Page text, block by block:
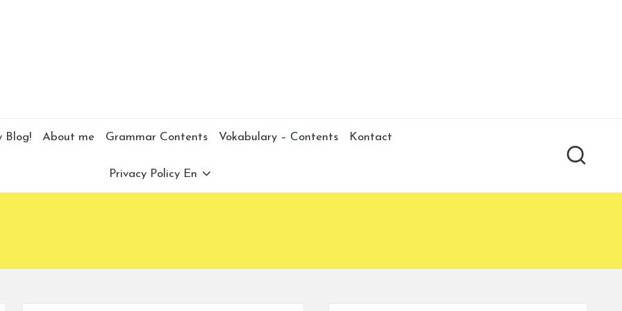
Blog! About me Grammar Contents Vokabulary – Contents Kontact
Privacy Policy En